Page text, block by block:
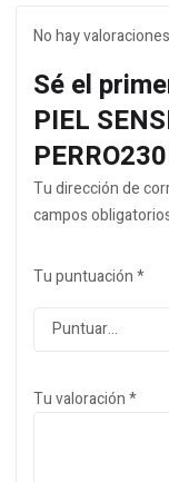
No hay
Sé el
PIEL
Tu dirección de
campos
Tu puntuación*
Tu valoración*